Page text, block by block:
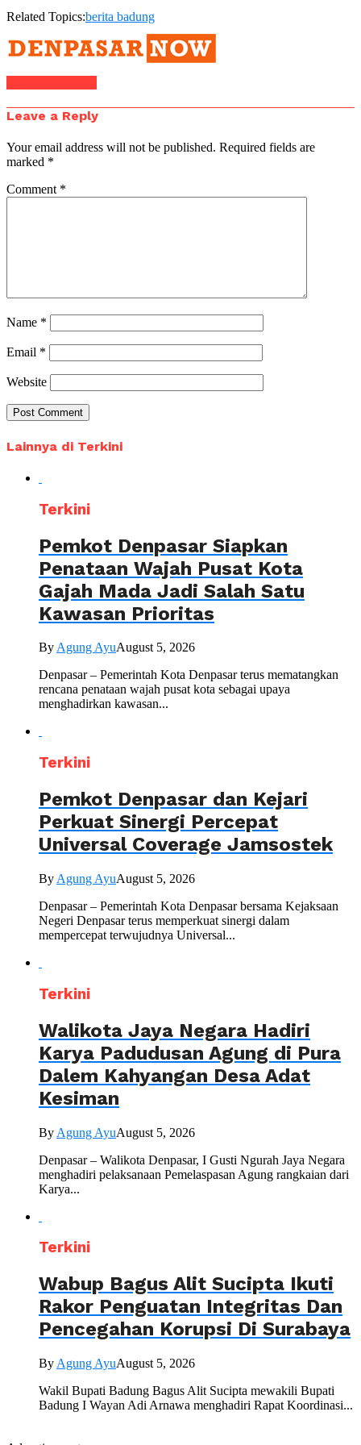
Related Topics:berita badung
Leave a Reply
Your email address will not be published. Required fields are
marked *
Comment *
Name *
Email *
Website
Lainnya di Terkini
Terkini
Pemkot Denpasar Siapkan
Penataan Wajah Pusat Kota
Gajah Mada Jadi Salah Satu
Kawasan Prioritas
ByAgung AyuAugust 5, 2026
Denpasar – Pemerintah Kota Denpasar terus mematangkan
rencana penataan wajah pusat kota sebagai upaya
menghadirkan kawasan...
Terkini
Pemkot Denpasar dan Kejari
Perkuat Sinergi Percepat
Universal Coverage Jamsostek
By Agung AyuAugust 5, 2026
Denpasar – Pemerintah Kota Denpasar bersama Kejaksaan
Negeri Denpasar terus memperkuat sinergi dalam
mempercepat terwujudnya Universal...
Terkini
Walikota Jaya Negara Hadiri
Karya Padudusan Agung di Pura
Dalem Kahyangan Desa Adat
Kesiman
By Agung AyuAugust 5, 2026
Denpasar – Walikota Denpasar, I Gusti Ngurah Jaya Negara
menghadiri pelaksanaan Pemelaspasan Agung rangkaian dari
Karya...
Terkini
Wabup Bagus Alit Sucipta Ikuti
Rakor Penguatan Integritas Dan
Pencegahan Korupsi Di Surabaya
By Agung AyuAugust 5, 2026
Wakil Bupati Badung Bagus Alit Sucipta mewakili Bupati
Badung I Wayan Adi Arnawa menghadiri Rapat Koordinasi...